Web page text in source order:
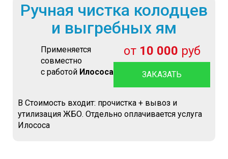
Ручная чистка колодцев
и выгребных ям
Применяется
совместно
с работой Илососа
от 10 000 руб
ЗАКАЗАТЬ
В Стоимость входит: прочистка + вывоз и
утилизация ЖБО. Отдельно оплачивается услуга
Илососа